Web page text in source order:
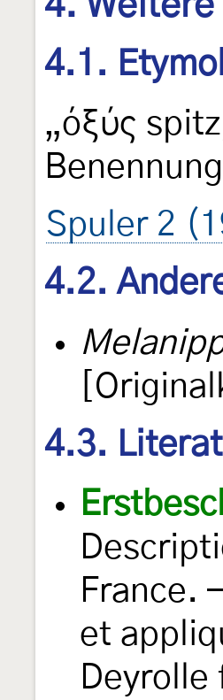
4.1.
„όξύς
Spuler 2
4.2.
4.3.
France.
et
Deyrolle